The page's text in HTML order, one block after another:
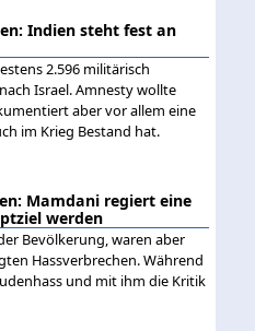
Indien steht fest an
2.596 militärisch
Israel. Amnesty wollte
aber vor allem eine
im Krieg Bestand hat.
Mamdani regiert eine
werden
Bevölkerung, waren aber
Hassverbrechen. Während
und mit ihm die Kritik